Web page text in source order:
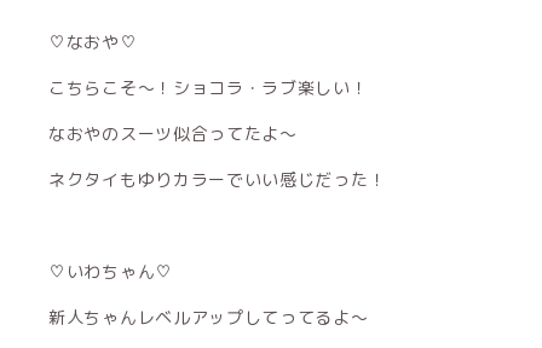
♡なおや♡
こちらこそ〜！ショコラ・ラブ楽しい！
なおやのスーツ似合ってたよ〜
ネクタイもゆりカラーでいい感じだった！
♡いわちゃん♡
新人ちゃんレベルアップしてってるよ〜